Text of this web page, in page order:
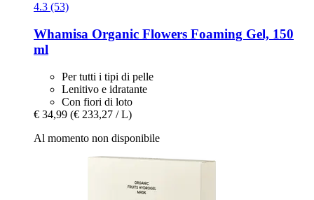
4.3 (53)
Whamisa Organic Flowers Foaming Gel, 150
ml
Per tutti i tipi di pelle
Lenitivo e idratante
Con fiori di loto
€ 34,99 (€ 233,27 / L)
Al momento non disponibile